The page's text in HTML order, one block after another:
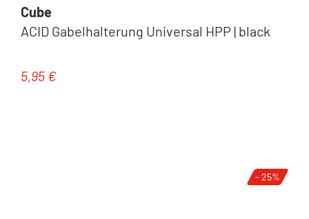
Cube
ACID Gabelhalterung Universal HPP | black
Regulärer Preis:
5,95 €
- 25%